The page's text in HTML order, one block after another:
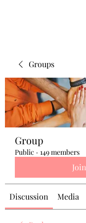
Groups
Group
Public · 149 members
Join
Discussion Media